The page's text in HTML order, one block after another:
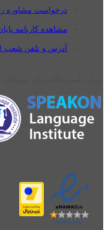
درخواست مشاوره
مشاهده کارنامه
آدرس و تلفن شعب